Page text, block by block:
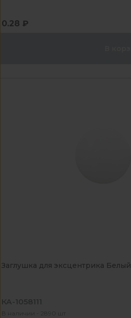
0.28 ₽
Заглушка для эксцентрика Белый
КА-1058111
В наличии - 2890 шт